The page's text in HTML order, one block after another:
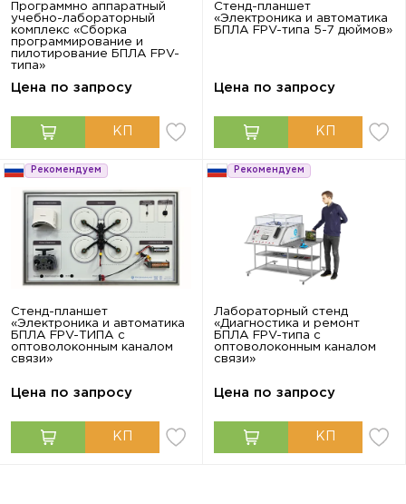
Программно аппаратный
учебно-лабораторный
комплекс «Сборка
программирование и
пилотирование БПЛА FPV-
типа»
Цена по запросу
Стенд-планшет
«Электроника и автоматика
БПЛА FPV-типа 5-7 дюймов»
Цена по запросу
Рекомендуем
Стенд-планшет
«Электроника и автоматика
БПЛА FPV-ТИПА с
оптоволоконным каналом
связи»
Цена по запросу
Рекомендуем
Лабораторный стенд
«Диагностика и ремонт
БПЛА FPV-типа с
оптоволоконным каналом
связи»
Цена по запросу